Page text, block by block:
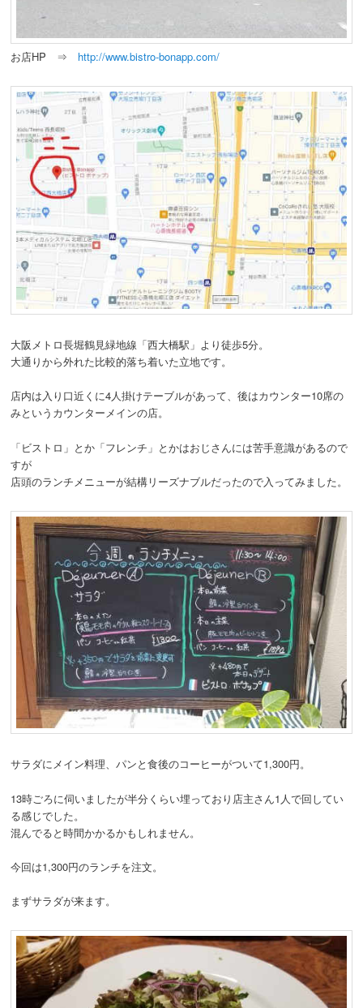
お店HP ⇒ http://www.bistro-bonapp.com/
大阪メトロ長堀鶴見緑地線「西大橋駅」より徒歩5分。
大通りから外れた比較的落ち着いた立地です。
店内は入り口近くに4人掛けテーブルがあって、後はカウンター10席の
みというカウンターメインの店。
「ビストロ」とか「フレンチ」とかはおじさんには苦手意識があるので
すが
店頭のランチメニューが結構リーズナブルだったので入ってみました。
サラダにメイン料理、パンと食後のコーヒーがついて1,300円。
13時ごろに伺いましたが半分くらい埋っており店主さん1人で回してい
る感じでした。
混んでると時間かかるかもしれません。
今回は1,300円のランチを注文。
まずサラダが来ます。